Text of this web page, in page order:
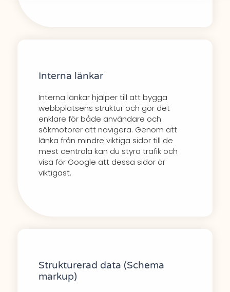
Interna länkar
Interna länkar hjälper till att bygga
webbplatsens struktur och gör det
enklare för både användare och
sökmotorer att navigera. Genom att
länka från mindre viktiga sidor till de
mest centrala kan du styra trafik och
visa för Google att dessa sidor är
viktigast.
Strukturerad data (Schema
markup)